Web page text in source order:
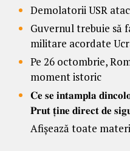
Demolatorii USR
Guvernul trebuie să
militare acordate
Pe 26 octombrie,
moment istoric
𝐂𝐞 𝐬𝐞 𝐢𝐧𝐭𝐚𝐦𝐩𝐥𝐚
𝐏𝐫𝐮𝐭 𝐭̦𝐢𝐧𝐞 𝐝𝐢𝐫𝐞𝐜𝐭 𝐝𝐞
Afișează toate